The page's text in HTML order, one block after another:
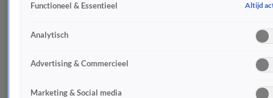
Functioneel & Essentieel Altijd
Analytisch
Advertising & Commercieel
Marketing & Social media